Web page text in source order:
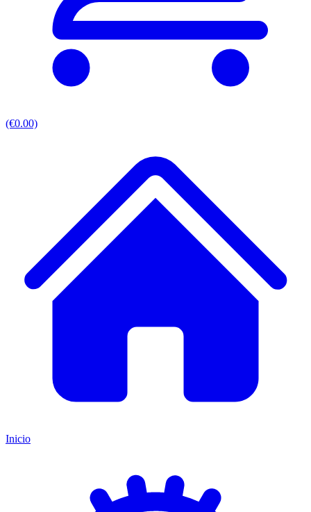
(€0.00)
Inicio